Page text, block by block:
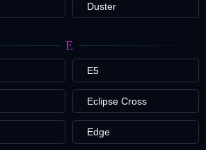
Duster
E
E5
Eclipse Cross
Edge